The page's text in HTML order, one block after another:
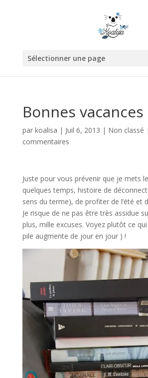
Sélectionner une page
Bonnes vacances
par koalisa | Juil 6, 2013 | Non classé |
commentaires
Juste pour vous prévenir que je mets
quelques temps, histoire de
sens du terme), de profiter de l’été et
Je risque de ne pas être très assidue
plus, mille excuses. Voyez plutôt ce
pile augmente de jour en jour ) !